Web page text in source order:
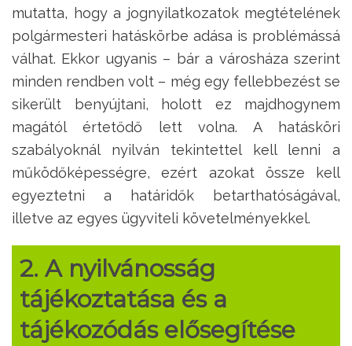
mutatta, hogy a jognyilatkozatok megtételének
polgármesteri hatáskörbe adása is problémássá
válhat. Ekkor ugyanis – bár a városháza szerint
minden rendben volt – még egy fellebbezést se
sikerült benyújtani, holott ez majdhogynem
magától értetődő lett volna. A hatásköri
szabályoknál nyilván tekintettel kell lenni a
működőképességre, ezért azokat össze kell
egyeztetni a határidők betarthatóságával,
illetve az egyes ügyviteli követelményekkel.
2. A nyilvánosság
tájékoztatása és a
tájékozódás elősegítése